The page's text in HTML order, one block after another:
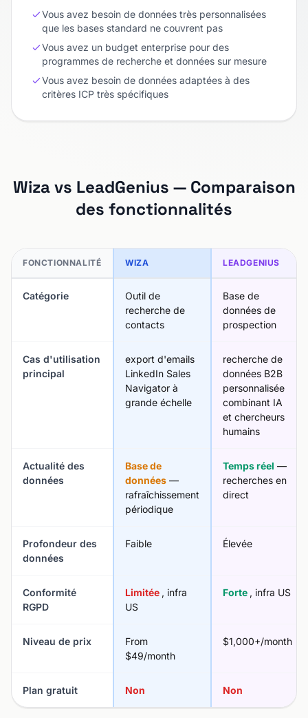
Vous avez besoin de données très personnalisées
que les bases standard ne couvrent pas
Vous avez un budget enterprise pour des
programmes de recherche et données sur mesure
Vous avez besoin de données adaptées à des
critères ICP très spécifiques
Wiza vs LeadGenius — Comparaison
des fonctionnalités
FONCTIONNALITÉ WIZA LEADGENIUS
Catégorie
Outil de
recherche de
contacts
Base de
données de
prospection
Cas d'utilisation
principal
export d'emails
LinkedIn Sales
Navigator à
grande échelle
recherche de
données B2B
personnalisée
combinant IA
et chercheurs
humains
Actualité des
données
Base de
données —
rafraîchissement
périodique
Temps réel —
recherches en
direct
Profondeur des
données
Faible Élevée
Conformité
RGPD
Limitée , infra
US
Forte , infra US
Niveau de prix
From
$49/month
$1,000+/month
Plan gratuit Non Non